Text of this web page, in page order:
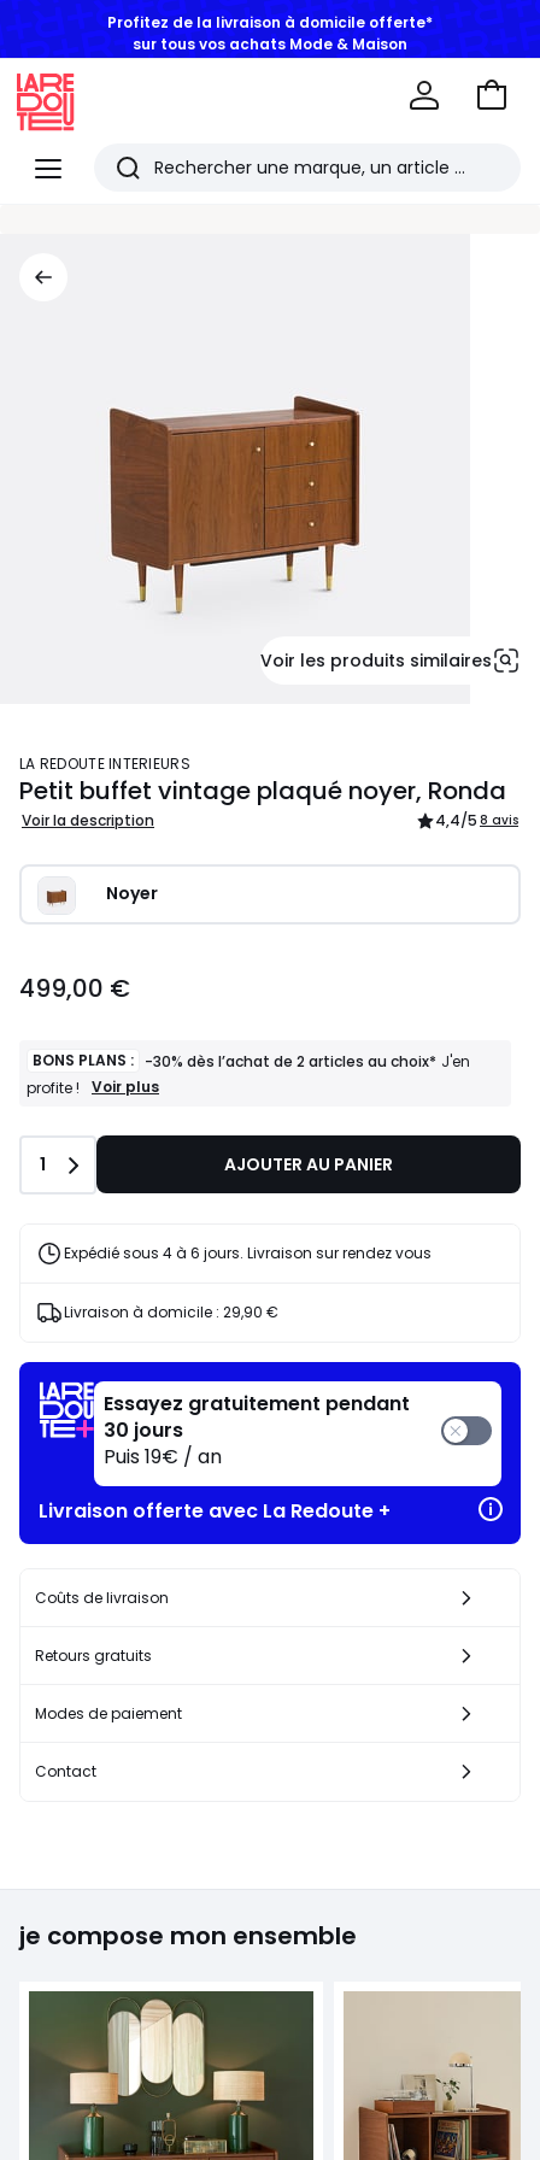
Profitez de la livraison à domicile offerte*
sur tous vos achats Mode & Maison
Menu
Redoute
Rechercher
Aller
Voir les produits similaires
LA REDOUTE INTERIEURS
Petit buffet vintage plaqué noyer, Ronda
Voir la description 4,4/5 8 avis
Noyer
499,00 €
BONS PLANS : -30% dès l’achat de 2 articles au choix* J'en
profite !
BONS
-30%
l’achat
articles
J'en
Voir plus
Quantité
1 AJOUTER AU PANIER
Expédié sous 4 à 6 jours. Livraison sur rendez vous
Livraison à domicile : 29,90 €
Essayez gratuitement pendant
30 jours
Puis 19€ / an
Livraison offerte avec La Redoute +
Coûts de livraison
Retours gratuits
Modes de paiement
Contact
je compose mon ensemble